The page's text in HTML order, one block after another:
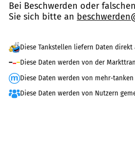
Bei Beschwerden oder
Sie sich bitte an
Diese Tankstellen liefern Daten direkt
Diese Daten werden von der
Diese Daten werden von mehr-
Diese Daten werden von Nutzern